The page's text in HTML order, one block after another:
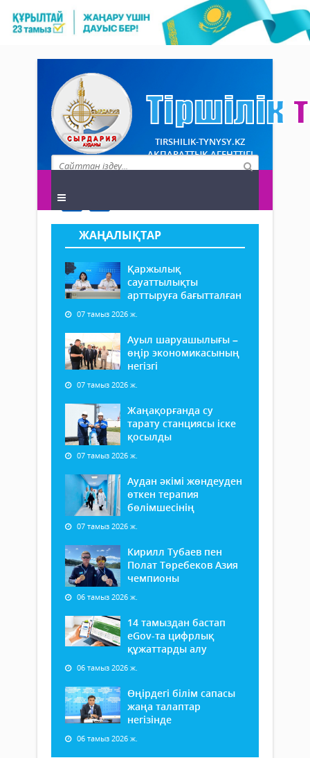
TIRSHILIK-TYNYSY.KZ
АҚПАРАТТЫҚ АГЕНТТІГІ
ЖАҢАЛЫҚТАР
Қаржылық
сауаттылықты
арттыруға бағытталған
07 тамыз 2026 ж.
Ауыл шаруашылығы –
өңір экономикасының
негізгі
07 тамыз 2026 ж.
Жаңақорғанда су
тарату станциясы іске
қосылды
07 тамыз 2026 ж.
Аудан әкімі жөндеуден
өткен терапия
бөлімшесінің
07 тамыз 2026 ж.
Кирилл Тубаев пен
Полат Төребеков Азия
чемпионы
06 тамыз 2026 ж.
14 тамыздан бастап
еGov-та цифрлық
құжаттарды алу
06 тамыз 2026 ж.
Өңірдегі білім сапасы
жаңа талаптар
негізінде
06 тамыз 2026 ж.